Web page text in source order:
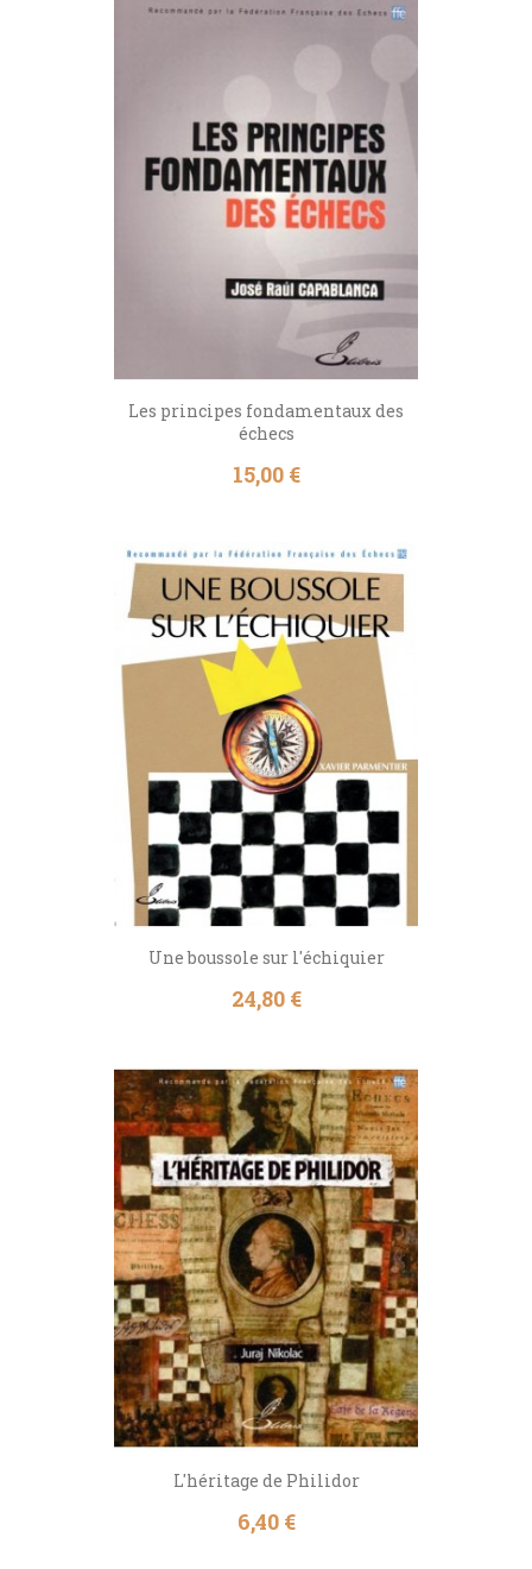
Les principes fondamentaux des
échecs
Prix
15,00 €
Une boussole sur l'échiquier
Prix
24,80 €
L'héritage de Philidor
Prix
6,40 €